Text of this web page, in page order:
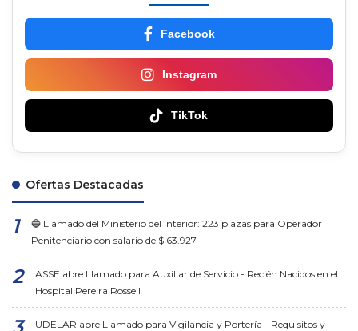
Facebook
Instagram
TikTok
Ofertas Destacadas
🔵 Llamado del Ministerio del Interior: 223 plazas para Operador
Penitenciario con salario de $ 63.927
ASSE abre Llamado para Auxiliar de Servicio - Recién Nacidos en el
Hospital Pereira Rossell
UDELAR abre Llamado para Vigilancia y Portería - Requisitos y